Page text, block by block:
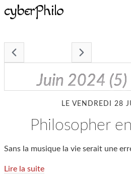
cyberPhilo
juin 2024 (5)
LE VENDREDI 28
philosopher
Sans la musique la vie serait une
Lire la suite